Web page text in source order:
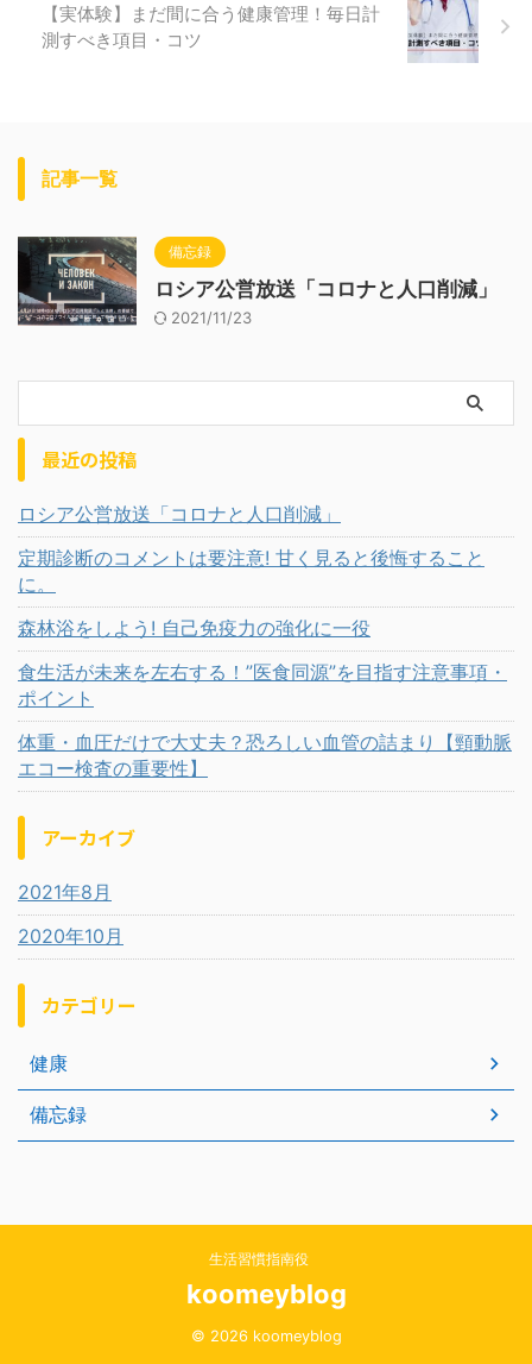
【実体験】まだ間に合う健康管理！毎日計
測すべき項目・コツ
記事一覧
備忘録
ロシア公営放送「コロナと人口削減」
2021/11/23
最近の投稿
ロシア公営放送「コロナと人口削減」
定期診断のコメントは要注意! 甘く見ると後悔すること
に。
森林浴をしよう! 自己免疫力の強化に一役
食生活が未来を左右する！”医食同源”を目指す注意事項・
ポイント
体重・血圧だけで大丈夫？恐ろしい血管の詰まり【頸動脈
エコー検査の重要性】
アーカイブ
2021年8月
2020年10月
カテゴリー
健康
備忘録
生活習慣指南役
koomeyblog
© 2026 koomeyblog